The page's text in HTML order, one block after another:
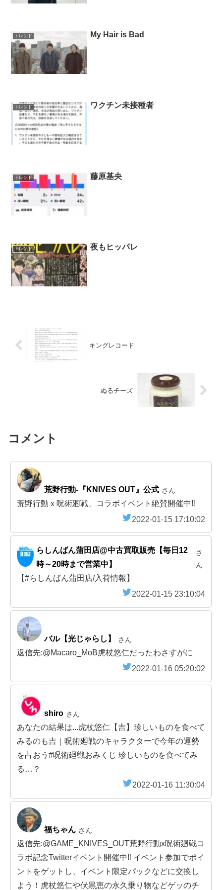
トレンド My Hair is Bad
トレンド ワクチン未接種者
トレンド 藤原基央
トレンド 夜もヒッパレ
キングレコード
ぬるチーズ
コメント
荒野行動-『KNIVES OUT』公式 さん
荒野行動ｘ呪術廻戦、コラボイベント絶賛開催中‼️
2022-01-15 17:10:02
らしんばん蒲田店@中古買取販売【毎日12
時～20時まで営業中】
さ
ん
【#らしんばん蒲田店/入荷情報】
2022-01-15 23:10:04
バル【光じゃらし】 さん
返信先:@Macaro_MoB虎杖悠仁だったわさすがに
2022-01-16 05:20:02
shiro さん
あなたの結果は...虎杖悠仁【吉】珍しいものを食べて
みるのも吉｜呪術廻戦のキャラクターで今年の運勢
を占おう#呪術廻戦おみくじ 珍しいものを食べてみ
る…？
2022-01-16 11:30:04
福ちゃん さん
返信先:@GAME_KNIVES_OUT荒野行動x呪術廻戦コ
ラボ記念Twitterイベント開催中‼️ イベント参加でポイ
ントをゲットし、イベント限定パックなどに交換し
よう！虎杖悠仁や伏黒恵の永久乗り物などゲッのチ